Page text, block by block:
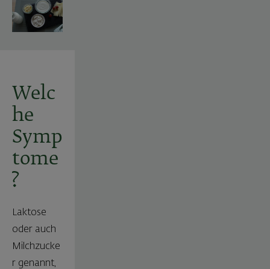
Welc
he
Symp
tome
?
Laktose
oder auch
Milchzucke
r genannt,